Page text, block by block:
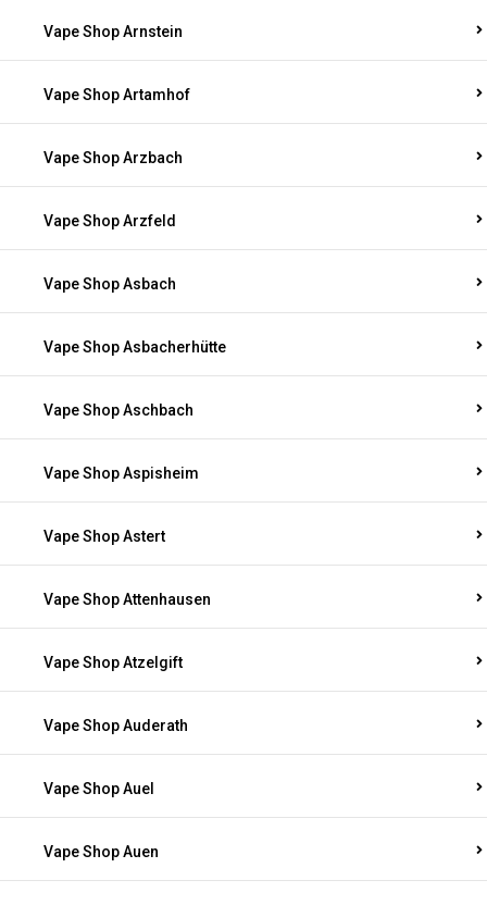
Vape Shop Arnstein
Vape Shop Artamhof
Vape Shop Arzbach
Vape Shop Arzfeld
Vape Shop Asbach
Vape Shop Asbacherhütte
Vape Shop Aschbach
Vape Shop Aspisheim
Vape Shop Astert
Vape Shop Attenhausen
Vape Shop Atzelgift
Vape Shop Auderath
Vape Shop Auel
Vape Shop Auen